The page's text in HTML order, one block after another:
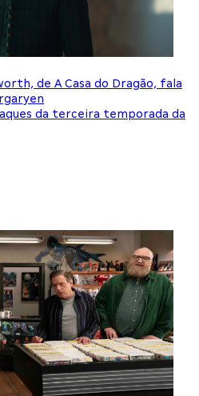
de A Casa do Dragão, fala
da terceira temporada da